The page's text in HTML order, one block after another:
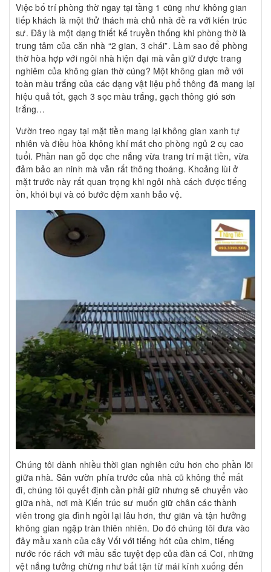
Việc bố trí phòng thờ ngay tại tầng 1 cũng như không gian
tiếp khách là một thử thách mà chủ nhà đề ra với kiến trúc
sư. Đây là một dạng thiết kế truyền thống khi phòng thờ là
trung tâm của căn nhà “2 gian, 3 chái”. Làm sao để phòng
thờ hòa hợp với ngôi nhà hiện đại mà vẫn giữ được trang
nghiêm của không gian thờ cúng? Một không gian mở với
toàn màu trắng của các dạng vật liệu phổ thông đã mang lại
hiệu quả tốt, gạch 3 sọc màu trắng, gạch thông gió sơn
trắng…
Vườn treo ngay tại mặt tiền mang lại không gian xanh tự
nhiên và điều hòa không khí mát cho phòng ngủ 2 cụ cao
tuổi. Phần nan gỗ dọc che nắng vừa trang trí mặt tiền, vừa
đảm bảo an ninh mà vẫn rất thông thoáng. Khoảng lùi ở
mặt trước này rất quan trọng khi ngôi nhà cách được tiếng
ồn, khói bụi và có bước đệm xanh bảo vệ.
Chúng tôi dành nhiều thời gian nghiên cứu hơn cho phần lõi
giữa nhà. Sân vườn phía trước của nhà cũ không thể mất
đi, chúng tôi quyết định cần phải giữ nhưng sẽ chuyển vào
giữa nhà, nơi mà Kiến trúc sư muốn giữ chân các thành
viên trong gia đình ngồi lại lâu hơn, thư giãn và tận hưởng
không gian ngập tràn thiên nhiên. Do đó chúng tôi đưa vào
đây mầu xanh của cây Vối với tiếng hót của chim, tiếng
nước róc rách với mầu sắc tuyệt đẹp của đàn cá Coi, những
vệt nắng tưởng chừng như bất tận từ mái kính xuống đến